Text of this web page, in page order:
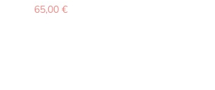
65,00€